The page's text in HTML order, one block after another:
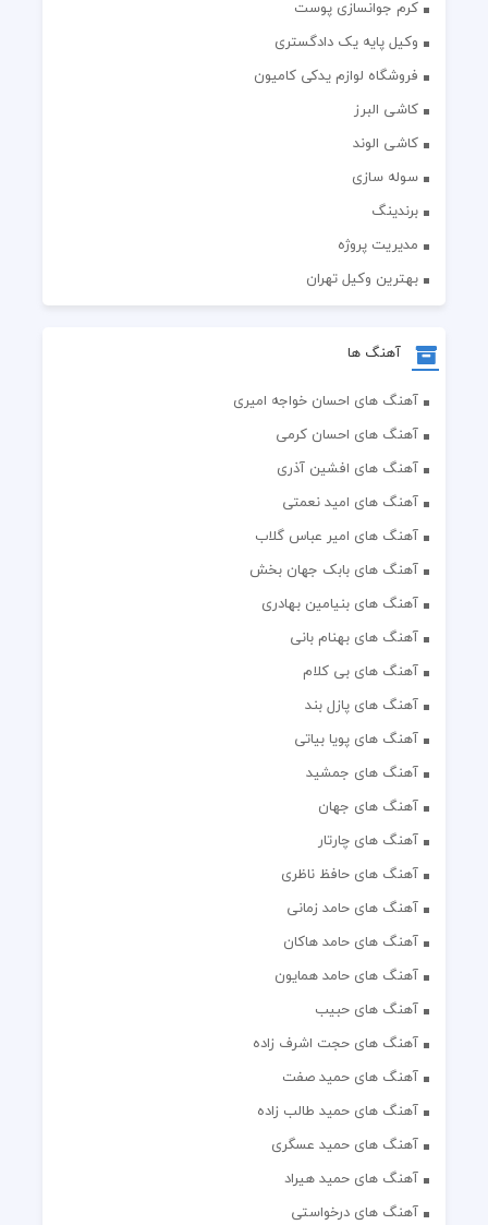
کرم جوانسازی پوست
وکیل پایه یک دادگستری
فروشگاه لوازم یدکی کامیون
کاشی البرز
کاشی الوند
سوله سازی
برندینگ
مدیریت پروژه
بهترین وکیل تهران
آهنگ ها
آهنگ های احسان خواجه امیری
آهنگ های احسان کرمی
آهنگ های افشین آذری
آهنگ های امید نعمتی
آهنگ های امیر عباس گلاب
آهنگ های بابک جهان بخش
آهنگ های بنیامین بهادری
آهنگ های بهنام بانی
آهنگ های بی کلام
آهنگ های پازل بند
آهنگ های پویا بیاتی
آهنگ های جمشید
آهنگ های جهان
آهنگ های چارتار
آهنگ های حافظ ناظری
آهنگ های حامد زمانی
آهنگ های حامد هاکان
آهنگ های حامد همایون
آهنگ های حبیب
آهنگ های حجت اشرف زاده
آهنگ های حمید صفت
آهنگ های حمید طالب زاده
آهنگ های حمید عسگری
آهنگ های حمید هیراد
آهنگ های درخواستی